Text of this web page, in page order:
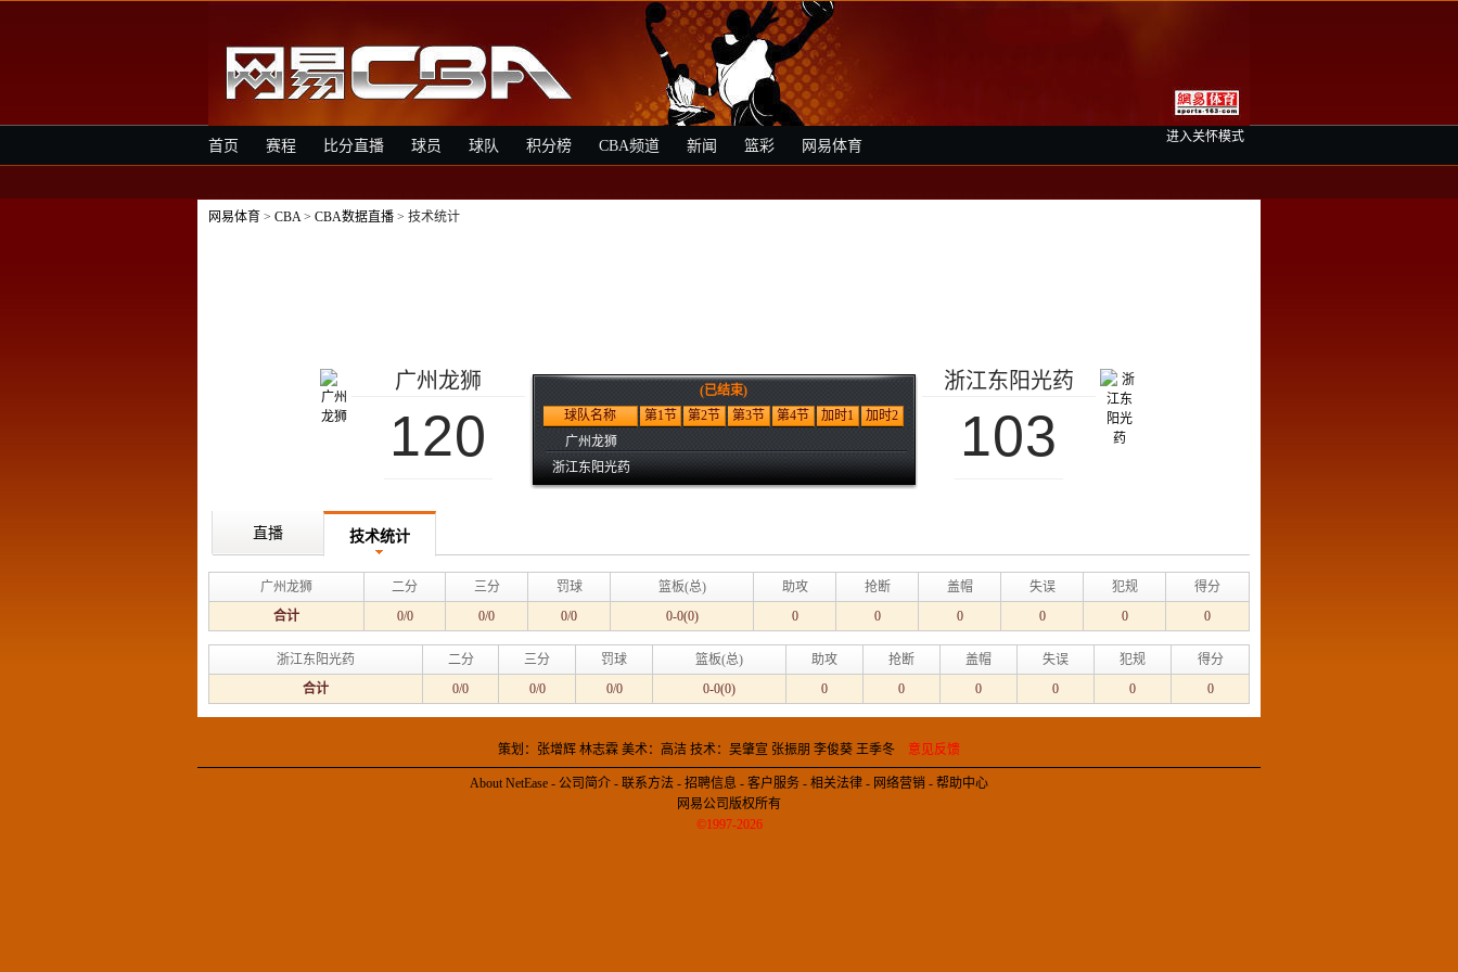
进入关怀模式
首页 赛程 比分直播 球员 球队 积分榜 CBA频道 新闻 篮彩 网易体育
网易体育 > CBA> CBA数据直播 > 技术统计
广州龙狮
120
(已结束)
球队名称
第1节 第2节 第3节 第4节 加时1
加时2
广州龙狮
浙江东阳光药
浙江东阳光药
103
直播 技术统计
广州龙狮 二分 三分 罚球 篮板(总) 助攻 抢断 盖帽 失误 犯规
得分
合计
0/0 0/0 0/0 0-0(0) 0 0 0 0 0 0
浙江东阳光药 二分 三分 罚球 篮板(总) 助攻 抢断 盖帽 失误 犯规
得分
合计
0/0 0/0 0/0 0-0(0) 0 0 0 0 0 0
策划：张增辉 林志霖 美术：高洁 技术：吴肇宣 张振朋 李俊葵 王季冬 意见反馈
About NetEase - 公司简介 - 联系方法 - 招聘信息 - 客户服务 - 相关法律 - 网络营销 - 帮助中心
网易公司版权所有
©1997-2026